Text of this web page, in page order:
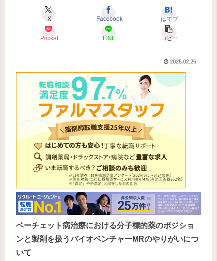
X Facebook はてブ
Pocket LINE コピー
2025.02.26
ベーチェット病治療における分子標的薬のポジショ
ンと製剤を扱うバイオベンチャーMRのやりがいにつ
いて